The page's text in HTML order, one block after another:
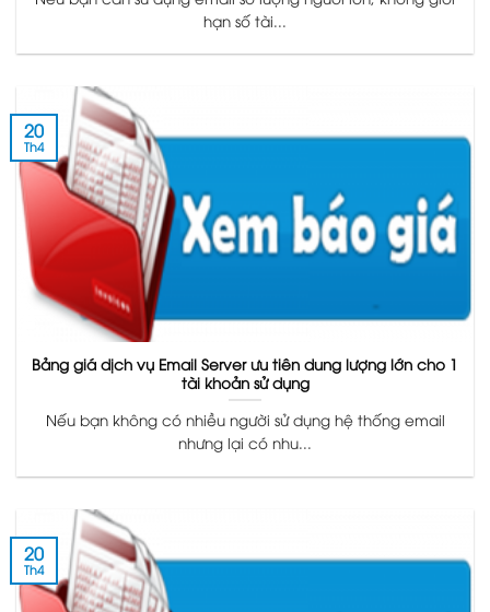
hạn số tài...
Bảng giá dịch vụ Email Server ưu tiên dung lượng lớn cho 1
tài khoản sử dụng
Nếu bạn không có nhiều người sử dụng hệ thống email
nhưng lại có nhu...
20
Th4
20
Th4